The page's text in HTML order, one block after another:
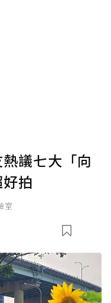
議七大「向
拍
室